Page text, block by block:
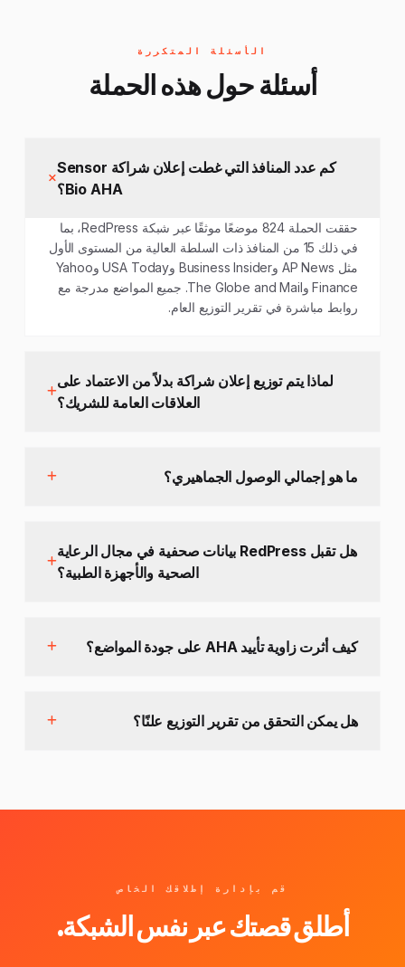
الأسئلة المتكررة
أسئلة حول هذه الحملة
كم عدد المنافذ التي غطت إعلان شراكة Sensor
Bio AHA؟
حققت الحملة 824 موضعًا موثقًا عبر شبكة RedPress، بما
في ذلك 15 من المنافذ ذات السلطة العالية من المستوى الأول
مثل AP News وBusiness Insider وUSA Today وYahoo
Finance وThe Globe and Mail. جميع المواضع مدرجة مع
روابط مباشرة في تقرير التوزيع العام.
لماذا يتم توزيع إعلان شراكة بدلاً من الاعتماد على
العلاقات العامة للشريك؟
ما هو إجمالي الوصول الجماهيري؟
هل تقبل RedPress بيانات صحفية في مجال الرعاية
الصحية والأجهزة الطبية؟
كيف أثرت زاوية تأييد AHA على جودة المواضع؟
هل يمكن التحقق من تقرير التوزيع علنًا؟
قم بإدارة إطلاقك الخاص
أطلق قصتك عبر نفس الشبكة.